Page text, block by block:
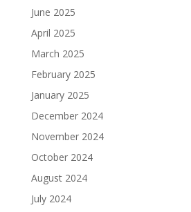
June 2025
April 2025
March 2025
February 2025
January 2025
December 2024
November 2024
October 2024
August 2024
July 2024